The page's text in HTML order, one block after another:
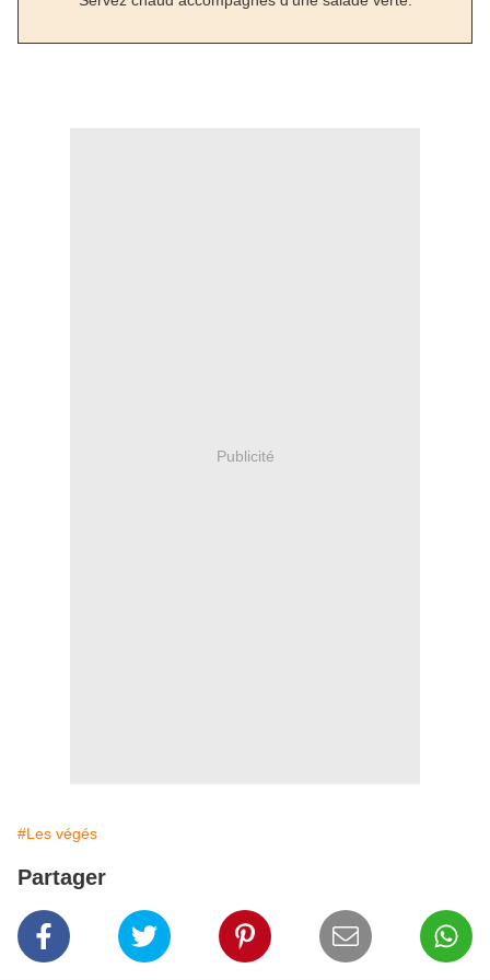
Publicité
#Les végés
Partager